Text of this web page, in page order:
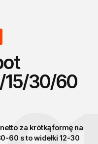
15/30/60
za krótką formę na
60 s to widełki 12-30